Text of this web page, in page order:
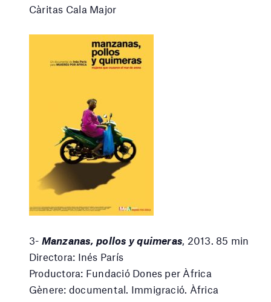
Càritas Cala Major
3- Manzanas, pollos y quimeras, 2013. 85 min
Directora: Inés París
Productora: Fundació Dones per Àfrica
Gènere: documental. Immigració. Àfrica